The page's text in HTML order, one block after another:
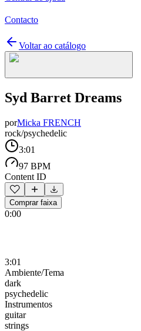
Contacto
Voltar ao catálogo
Syd Barret Dreams
porMicka FRENCH
rock/psychedelic
3:01
97 BPM
Content ID
Comprar faixa
0:00
3:01
Ambiente/Tema
dark
psychedelic
Instrumentos
guitar
strings